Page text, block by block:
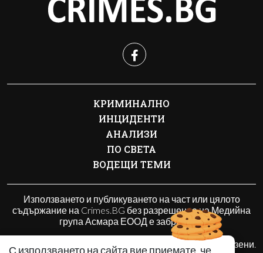
С използването на сайта вие приемате, че
КРИМИНАЛНО
ИНЦИДЕНТИ
АНАЛИЗИ
ПО СВЕТА
ВОДЕЩИ ТЕМИ
Използването и публикуването на част или цялото
съдържание на Crimes.BG без разрешение на Медийна
група Асмара ЕООД е забранено.
© 2010 - 2026 | Crimes.BG. Всички права запазени.